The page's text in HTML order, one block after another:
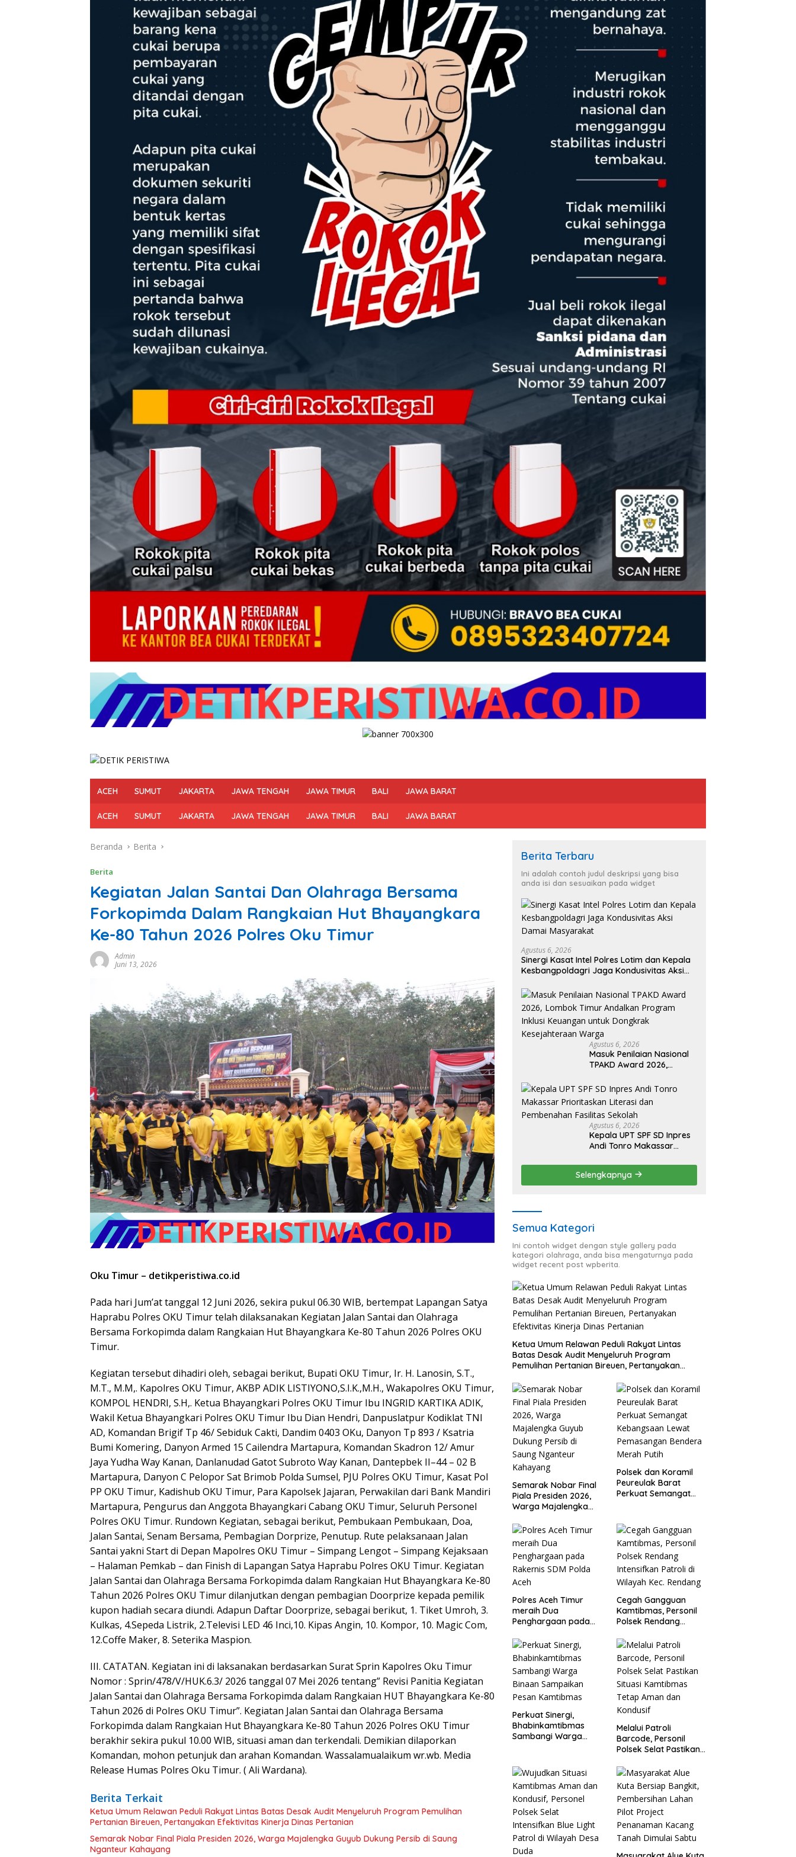
ACEH SUMUT JAKARTA JAWA TENGAH JAWA TIMUR BALI JAWA BARAT
ACEH SUMUT JAKARTA JAWA TENGAH JAWA TIMUR BALI JAWA BARAT
Beranda Berita
Berita
Kegiatan Jalan Santai Dan Olahraga Bersama
Forkopimda Dalam Rangkaian Hut Bhayangkara
Ke-80 Tahun 2026 Polres Oku Timur
Admin
Juni 13, 2026
Oku Timur – detikperistiwa.co.id
Pada hari Jum’at tanggal 12 Juni 2026, sekira pukul 06.30 WIB, bertempat Lapangan Satya
Haprabu Polres OKU Timur telah dilaksanakan Kegiatan Jalan Santai dan Olahraga
Bersama Forkopimda dalam Rangkaian Hut Bhayangkara Ke-80 Tahun 2026 Polres OKU
Timur.
Kegiatan tersebut dihadiri oleh, sebagai berikut, Bupati OKU Timur, Ir. H. Lanosin, S.T.,
M.T., M.M,. Kapolres OKU Timur, AKBP ADIK LISTIYONO,S.I.K.,M.H., Wakapolres OKU Timur,
KOMPOL HENDRI, S.H,. Ketua Bhayangkari Polres OKU Timur Ibu INGRID KARTIKA ADIK,
Wakil Ketua Bhayangkari Polres OKU Timur Ibu Dian Hendri, Danpuslatpur Kodiklat TNI
AD, Komandan Brigif Tp 46/ Sebiduk Cakti, Dandim 0403 OKu, Danyon Tp 893 / Ksatria
Bumi Komering, Danyon Armed 15 Cailendra Martapura, Komandan Skadron 12/ Amur
Jaya Yudha Way Kanan, Danlanudad Gatot Subroto Way Kanan, Dantepbek II–44 – 02 B
Martapura, Danyon C Pelopor Sat Brimob Polda Sumsel, PJU Polres OKU Timur, Kasat Pol
PP OKU Timur, Kadishub OKU Timur, Para Kapolsek Jajaran, Perwakilan dari Bank Mandiri
Martapura, Pengurus dan Anggota Bhayangkari Cabang OKU Timur, Seluruh Personel
Polres OKU Timur. Rundown Kegiatan, sebagai berikut, Pembukaan Pembukaan, Doa,
Jalan Santai, Senam Bersama, Pembagian Dorprize, Penutup. Rute pelaksanaan Jalan
Santai yakni Start di Depan Mapolres OKU Timur – Simpang Lengot – Simpang Kejaksaan
– Halaman Pemkab – dan Finish di Lapangan Satya Haprabu Polres OKU Timur. Kegiatan
Jalan Santai dan Olahraga Bersama Forkopimda dalam Rangkaian Hut Bhayangkara Ke-80
Tahun 2026 Polres OKU Timur dilanjutkan dengan pembagian Doorprize kepada pemilik
kupon hadiah secara diundi. Adapun Daftar Doorprize, sebagai berikut, 1. Tiket Umroh, 3.
Kulkas, 4.Sepeda Listrik, 2.Televisi LED 46 Inci,10. Kipas Angin, 10. Kompor, 10. Magic Com,
12.Coffe Maker, 8. Seterika Maspion.
III. CATATAN. Kegiatan ini di laksanakan berdasarkan Surat Sprin Kapolres Oku Timur
Nomor : Sprin/478/V/HUK.6.3/ 2026 tanggal 07 Mei 2026 tentang” Revisi Panitia Kegiatan
Jalan Santai dan Olahraga Bersama Forkopimda dalam Rangkaian HUT Bhayangkara Ke-80
Tahun 2026 di Polres OKU Timur”. Kegiatan Jalan Santai dan Olahraga Bersama
Forkopimda dalam Rangkaian Hut Bhayangkara Ke-80 Tahun 2026 Polres OKU Timur
berakhir sekira pukul 10.00 WIB, situasi aman dan terkendali. Demikian dilaporkan
Komandan, mohon petunjuk dan arahan Komandan. Wassalamualaikum wr.wb. Media
Release Humas Polres Oku Timur. ( Ali Wardana).
Berita Terkait
Ketua Umum Relawan Peduli Rakyat Lintas Batas Desak Audit Menyeluruh Program Pemulihan
Pertanian Bireuen, Pertanyakan Efektivitas Kinerja Dinas Pertanian
Semarak Nobar Final Piala Presiden 2026, Warga Majalengka Guyub Dukung Persib di Saung
Nganteur Kahayang
Berita Terbaru
Ini adalah contoh judul deskripsi yang bisa
anda isi dan sesuaikan pada widget
Agustus 6, 2026
Sinergi Kasat Intel Polres Lotim dan Kepala
Kesbangpoldagri Jaga Kondusivitas Aksi
Agustus 6, 2026
Masuk Penilaian Nasional
TPAKD Award 2026,
Program Inklusi Keuangan
untuk Dongkrak
Kesejahteraan Warga
Agustus 6, 2026
Kepala UPT SPF SD Inpres
Andi Tonro Makassar
Pembenahan Fasilitas
Sekolah
Selengkapnya
Semua Kategori
Ini contoh widget dengan style gallery pada
kategori olahraga, anda bisa mengaturnya pada
widget recent post wpberita.
Ketua Umum Relawan Peduli Rakyat Lintas
Batas Desak Audit Menyeluruh Program
Pemulihan Pertanian Bireuen, Pertanyakan
Semarak Nobar Final
Piala Presiden 2026,
Warga Majalengka
di Saung Nganteur
Kahayang
Polsek dan Koramil
Peureulak Barat
Perkuat Semangat
Merah Putih
Polres Aceh Timur
meraih Dua
Penghargaan pada
Aceh
Cegah Gangguan
Kamtibmas, Personil
Polsek Rendang
Wilayah Kec.
Rendang
Perkuat Sinergi,
Bhabinkamtibmas
Sambangi Warga
Melalui Patroli
Barcode, Personil
Polsek Selat Pastikan
Tetap Aman dan
Kondusif